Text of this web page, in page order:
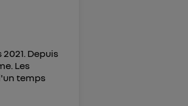
Depuis
Les
temps